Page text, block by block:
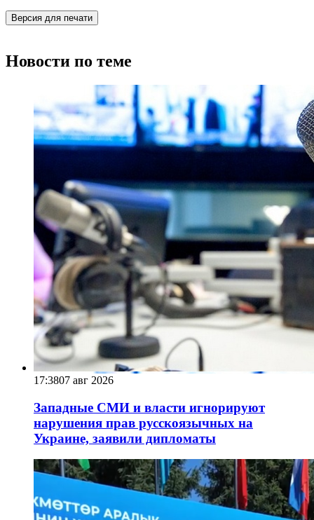
Версия для печати
Новости по теме
17:3807 авг 2026
Западные СМИ и власти игнорируют
нарушения прав русскоязычных на
Украине, заявили дипломаты